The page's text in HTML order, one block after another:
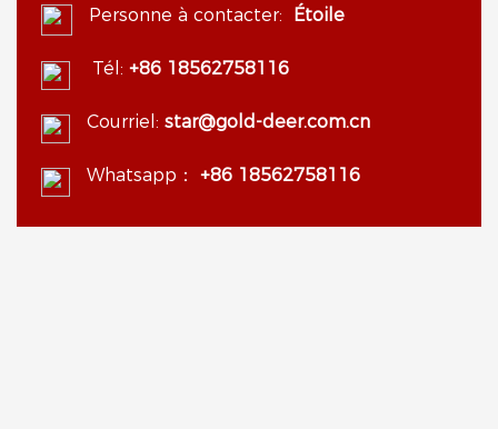
Personne à contacter: Étoile
Tél:+86 18562758116
Courriel:star@gold-deer.com.cn
Whatsapp：+86 18562758116